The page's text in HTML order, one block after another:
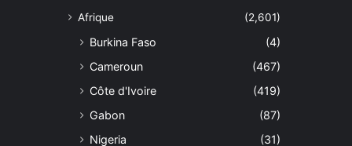
Afrique
(2,601)
Burkina Faso
(4)
Cameroun
(467)
Côte d'Ivoire
(419)
Gabon
(87)
Nigeria
(31)